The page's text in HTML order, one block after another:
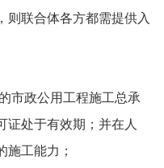
则联合体各方都需提供入
市政公用工程施工总承
证处于有效期；并在人
施工能力；